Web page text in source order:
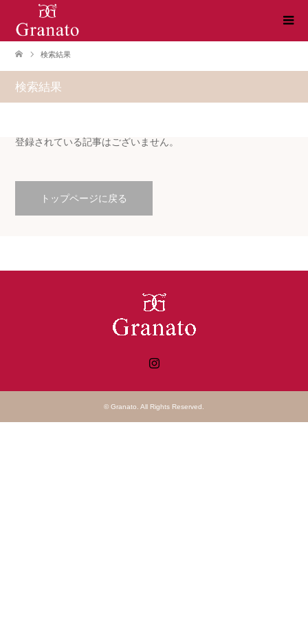
検索結果
検索結果
登録されている記事はございません。
トップページに戻る
© Granato . All Rights Reserved.